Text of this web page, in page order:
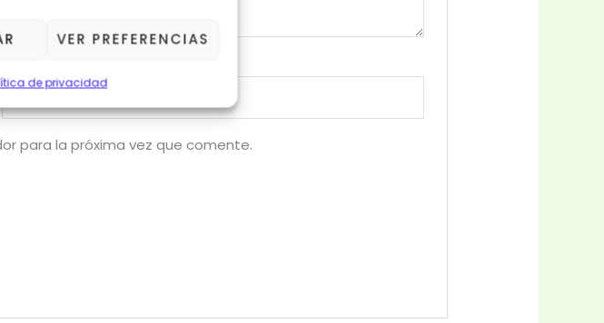
VER PREFERENCIAS
de privacidad
para la próxima vez que comente.